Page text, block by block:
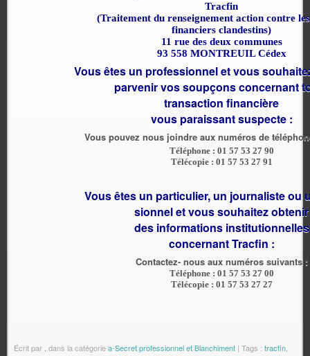
Tracfin
(Traitement du renseignement action contre
financiers clandestins)
11 rue des deux communes
93 558 MONTREUIL Cédex
Vous êtes un professionnel et vous
parvenir vos soupçons concernant
transaction financière
vous paraissant suspecte :
Vous pouvez nous joindre aux numéros de
Téléphone : 01 57 53 27 90
Télécopie : 01 57 53 27 91
Vous êtes un particulier, un journaliste ou
sionnel et vous souhaitez obtenir
des informations institutionnelles
concernant Tracfin :
Contactez- nous aux numéros suivants :
Téléphone : 01 57 53 27 00
Télécopie : 01 57 53 27 27
Écrit par dans la catégoriea-Secret professionnel et Blanchiment | Tags : tracfin